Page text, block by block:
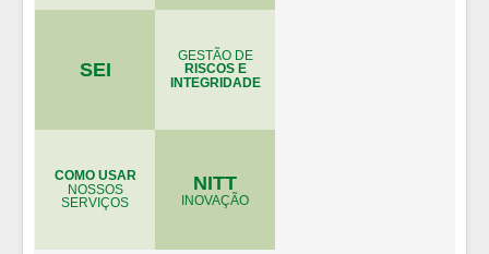
SEI
GESTÃO DE
RISCOS E
INTEGRIDADE
COMO USAR
NOSSOS
SERVIÇOS
NITT
INOVAÇÃO